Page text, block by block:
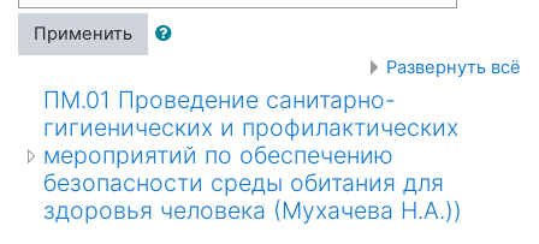
Применить
Развернуть всё
ПМ.01 Проведение санитарно-
гигиенических и профилактических
мероприятий по обеспечению
безопасности среды обитания для
здоровья человека (Мухачева Н.А.))